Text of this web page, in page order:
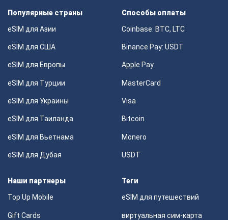
Популярные страны
eSIM для Азии
eSIM для США
eSIM для Европы
eSIM для Турции
eSIM для Украины
eSIM для Таиланда
eSIM для Вьетнама
eSIM для Дубая
Способы оплаты
Coinbase: BTC, LTC
Binance Pay: USDT
Apple Pay
MasterCard
Visa
Bitcoin
Monero
USDT
Наши партнеры
Top Up Mobile
Gift Cards
Теги
eSIM для путешествий
виртуальная сим-карта